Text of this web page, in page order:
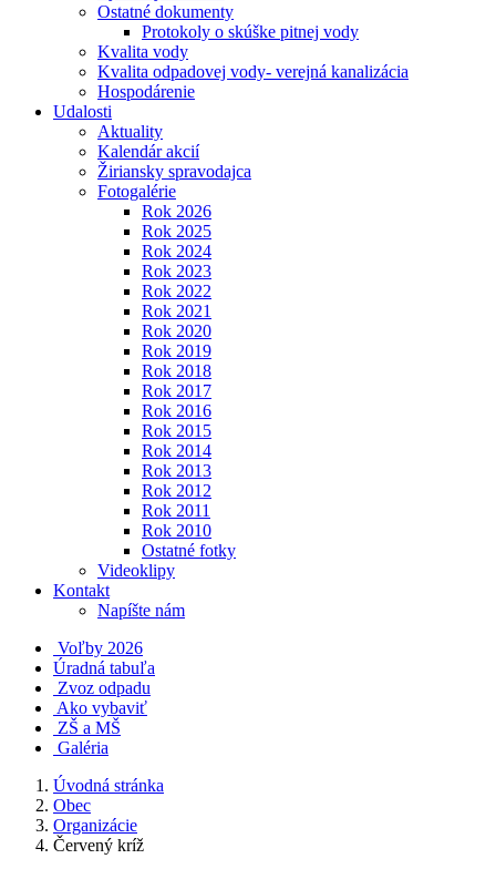
Ostatné dokumenty
Protokoly o skúške pitnej vody
Kvalita vody
Kvalita odpadovej vody- verejná kanalizácia
Hospodárenie
Udalosti
Aktuality
Kalendár akcií
Žiriansky spravodajca
Fotogalérie
Rok 2026
Rok 2025
Rok 2024
Rok 2023
Rok 2022
Rok 2021
Rok 2020
Rok 2019
Rok 2018
Rok 2017
Rok 2016
Rok 2015
Rok 2014
Rok 2013
Rok 2012
Rok 2011
Rok 2010
Ostatné fotky
Videoklipy
Kontakt
Napíšte nám
Voľby 2026
Úradná tabuľa
Zvoz odpadu
Ako vybaviť
ZŠ a MŠ
Galéria
Úvodná stránka
Obec
Organizácie
Červený kríž